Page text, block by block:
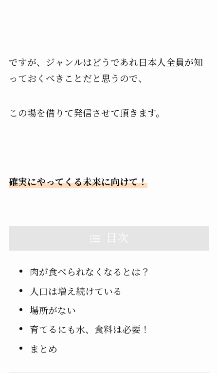
ですが、ジャンルはどうであれ日本人全員が知
っておくべきことだと思うので、
この場を借りて発信させて頂きます。
確実にやってくる未来に向けて！
目次
肉が食べられなくなるとは？
人口は増え続けている
場所がない
育てるにも水、食料は必要！
まとめ